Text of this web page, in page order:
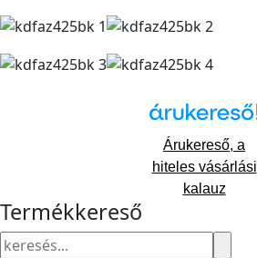
Árukereső, a
hiteles vásárlási
kalauz
Termékkereső